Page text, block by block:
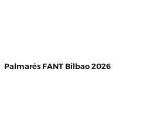
Palmarés FANT Bilbao 2026